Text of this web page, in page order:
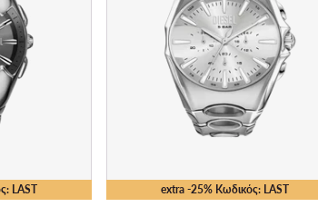
LAST extra -25% Κωδικός: LAST